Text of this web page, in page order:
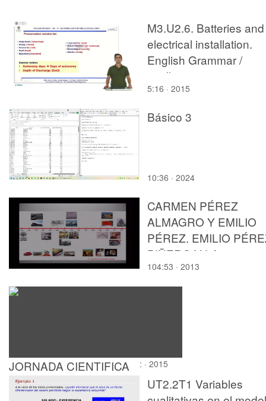
M3.U2.6. Batteries and
electrical installation.
English Grammar /
spelling revision
5:16 · 2015
Básico 3
10:36 · 2024
CARMEN PÉREZ
ALMAGRO Y EMILIO
PÉREZ. EMILIO
PIÑERO Y LA
ARQUITECTURA
EXPERIMENTAL DE
104:53 · 2013
JORNADA CIENTIFICA
EWAGLOS 01
: · 2015
UT2.2T1 Variables